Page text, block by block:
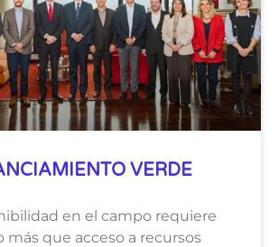
VERDE
en el campo requiere
más que acceso a recursos